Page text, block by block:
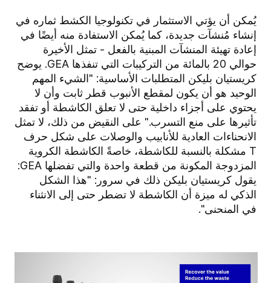
يُمكن أن يؤتي الاستثمار في تكنولوجيا الكشط ثماره في
إنشاء مُنشآت جديدة، كما يُمكن الاستفادة منه أيضًا في
إعادة تهيئة المنشآت المبنية بالفعل - تمثل الأخيرة
حوالي 20 بالمائة من التركيبات التي تنفذها GEA. يوضح
كريستيان بليكن المتطلبات الأساسية: "الشيء المهم
الوحيد هو أن يكون لمقطع الأنبوب قطر ثابت وأن لا
يحتوي على أجزاء داخلية حتى لا تعلق الكاشطة أو تفقد
تأثيرها على منع التسرب." على النقيض من ذلك، لا تمثل
الانحناءات العادية للأنابيب والوصلات على شكل حرف
T مشكلة بالنسبة للكاشطة، خاصةً الكاشطة الكروية
المزدوجة المكونة من قطعة واحدة والتي تفضلها GEA:
يقول كريستيان بليكن ذلك في سرور: "هذا الشكل
الذكي له ميزة أن الكاشطة لا تضطر حتى إلى الانثناء
في المنحنى".